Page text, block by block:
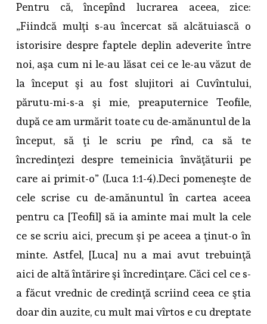
Pentru că, începînd lucrarea aceea, zice:
„Fiindcă mulţi s-au încercat să alcătuiască o
istorisire despre faptele deplin adeverite între
noi, aşa cum ni le-au lăsat cei ce le-au văzut de
la început şi au fost slujitori ai Cuvîntului,
părutu-mi-s-a şi mie, preaputernice Teofile,
după ce am urmărit toate cu de-amănuntul de la
început, să ţi le scriu pe rînd, ca să te
încredinţezi despre temeinicia învăţăturii pe
care ai primit-o” (Luca 1:1-4).Deci pomeneşte de
cele scrise cu de-amănuntul în cartea aceea
pentru ca [Teofil] să ia aminte mai mult la cele
ce se scriu aici, precum şi pe aceea a ţinut-o în
minte. Astfel, [Luca] nu a mai avut trebuinţă
aici de altă întărire şi încredinţare. Căci cel ce s-
a făcut vrednic de credinţă scriind ceea ce ştia
doar din auzite, cu mult mai vîrtos e cu dreptate